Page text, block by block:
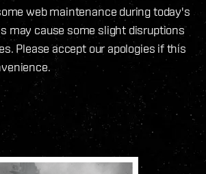
web maintenance during today's
may cause some slight disruptions
Please accept our apologies if this